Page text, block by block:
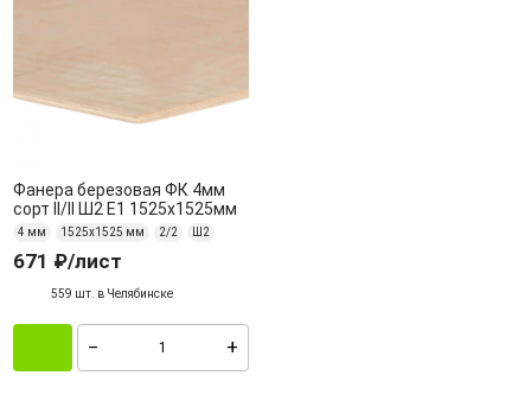
Фанера березовая ФК 4мм
сорт II/II Ш2 Е1 1525х1525мм
4 мм 1525х1525 мм 2/2 Ш2
671 ₽/лист
559 шт. в Челябинске